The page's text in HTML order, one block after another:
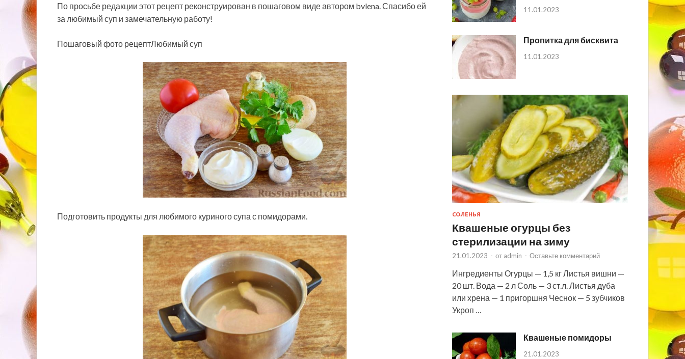
По просьбе редакции этот рецепт реконструирован в пошаговом виде автором bvlena. Спасибо ей
за любимый суп и замечательную работу!
Пошаговый фото рецептЛюбимый суп
Подготовить продукты для любимого куриного супа с помидорами.
11.01.2023
Пропитка для бисквита
11.01.2023
СОЛЕНЬЯ
Квашеные огурцы без
стерилизации на зиму
21.01.2023 - от admin - Оставьте комментарий
Ингредиенты Огурцы — 1,5 кг Листья вишни —
20 шт. Вода — 2 л Соль — 3 ст.л. Листья дуба
или хрена — 1 пригоршня Чеснок — 5 зубчиков
Укроп …
Квашеные помидоры
21.01.2023